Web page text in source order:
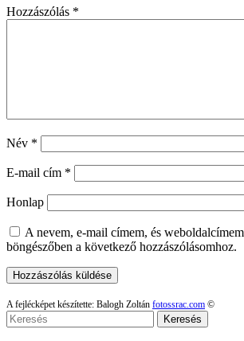
Hozzászólás *
Név *
E-mail cím *
Honlap
A nevem, e-mail címem, és weboldalcímem
böngészőben a következő hozzászólásomhoz.
A fejlécképet készítette: Balogh Zoltán fotossrac.com ©
Keresés